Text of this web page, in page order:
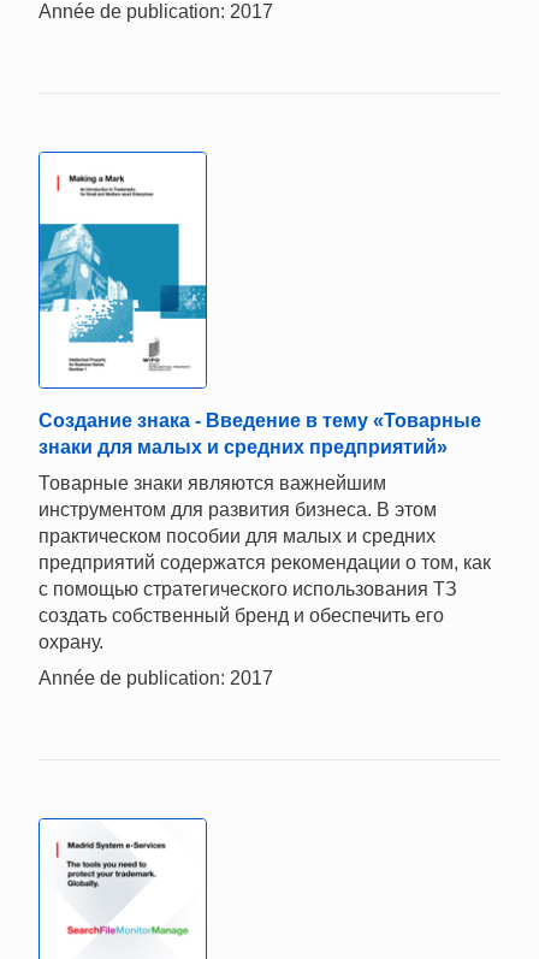
Année de publication: 2017
Создание знака - Введение в тему «Товарные
знаки для малых и средних предприятий»
Товарные знаки являются важнейшим
инструментом для развития бизнеса. В этом
практическом пособии для малых и средних
предприятий содержатся рекомендации о том, как
с помощью стратегического использования ТЗ
создать собственный бренд и обеспечить его
охрану.
Année de publication: 2017